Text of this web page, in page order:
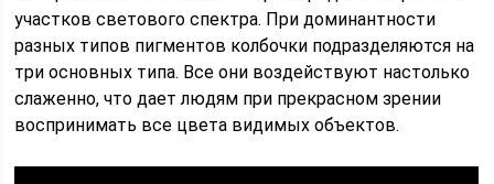
участков светового спектра. При доминантности
разных типов пигментов колбочки подразделяются на
три основных типа. Все они воздействуют настолько
слаженно, что дает людям при прекрасном зрении
воспринимать все цвета видимых объектов.